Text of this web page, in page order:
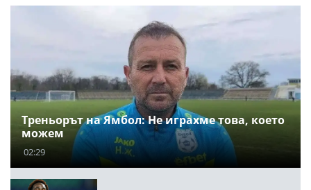
Треньорът на Ямбол: Не играхме това, което
можем
02:29